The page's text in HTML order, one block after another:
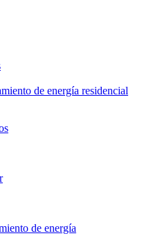
de energía residencial
de energía